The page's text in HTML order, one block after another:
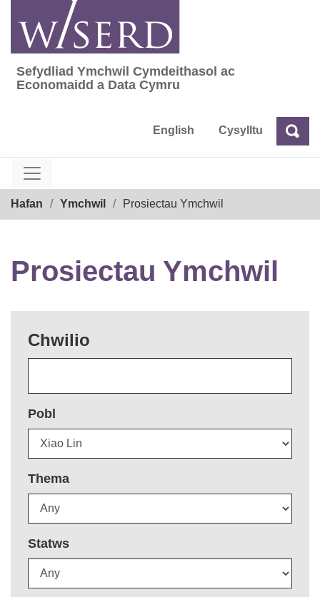
content
Sefydliad Ymchwil Cymdeithasol ac
Sefydliad Ymchwil Cymdeithasol ac
Economaidd a Data Cymru
English Cysylltu Chwilio
Hafan Ymchwil Prosiectau Ymchwil
Prosiectau Ymchwil
Chwilio
Pobl
Thema
Statws